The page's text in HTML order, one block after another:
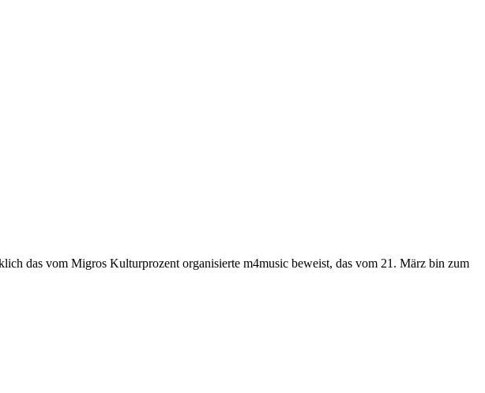
das vom Migros Kulturprozent organisierte m4music beweist, das vom 21. März bin zum